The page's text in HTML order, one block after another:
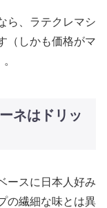
ら、ラテクレマシ
（しかも価格がマ
ネはドリッ
ースに日本人好み
の繊細な味とは異